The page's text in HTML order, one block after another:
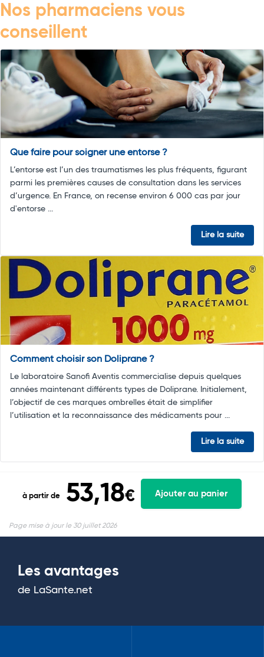
Nos pharmaciens vous
conseillent
Que faire pour soigner une entorse ?
L’entorse est l’un des traumatismes les plus fréquents, figurant
parmi les premières causes de consultation dans les services
d’urgence. En France, on recense environ 6 000 cas par jour
d'entorse ...
Lire la suite
Comment choisir son Doliprane ?
Le laboratoire Sanofi Aventis commercialise depuis quelques
années maintenant différents types de Doliprane. Initialement,
l’objectif de ces marques ombrelles était de simplifier
l’utilisation et la reconnaissance des médicaments pour ...
Lire la suite
à partir de 53,18€ Ajouter au panier
Page mise à jour le 30 juillet 2026
Les avantages
de LaSante.net